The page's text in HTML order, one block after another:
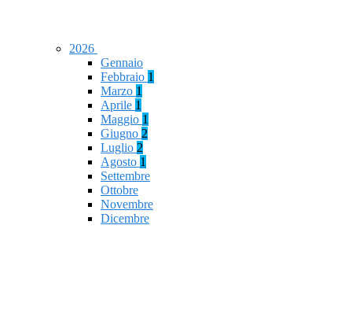
2026
Gennaio
Febbraio 1
Marzo 1
Aprile 1
Maggio 1
Giugno 2
Luglio 2
Agosto 1
Settembre
Ottobre
Novembre
Dicembre